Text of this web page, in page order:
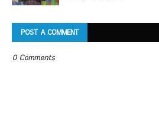
POST A COMMENT
0 Comments